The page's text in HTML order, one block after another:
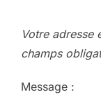
Votre adresse
champs
Message :